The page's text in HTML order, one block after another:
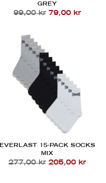
GREY
Regular
99,00 kr 79,00 kr
EVERLAST 15-PACK SOCKS
MIX
Regular
277,00 kr 205,00 kr